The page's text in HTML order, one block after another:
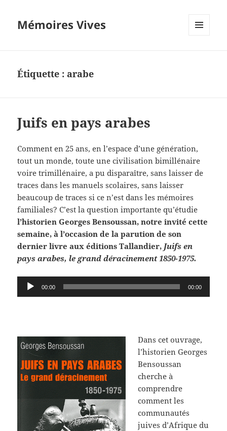
Mémoires Vives
Étiquette : arabe
Juifs en pays arabes
Comment en 25 ans, en l’espace d’une génération,
tout un monde, toute une civilisation bimillénaire
voire trimillénaire, a pu disparaître, sans laisser de
traces dans les manuels scolaires, sans laisser
beaucoup de traces si ce n’est dans les mémoires
familiales? C’est la question importante qu’étudie
l’historien Georges Bensoussan, notre invité cette
semaine, à l’occasion de la parution de son
dernier livre aux éditions Tallandier, Juifs en
pays arabes, le grand déracinement 1850-1975.
Lecteur
audio
00:00 00:00
Dans cet ouvrage,
l’historien Georges
Bensoussan
cherche à
comprendre
comment les
communautés
juives d’Afrique du